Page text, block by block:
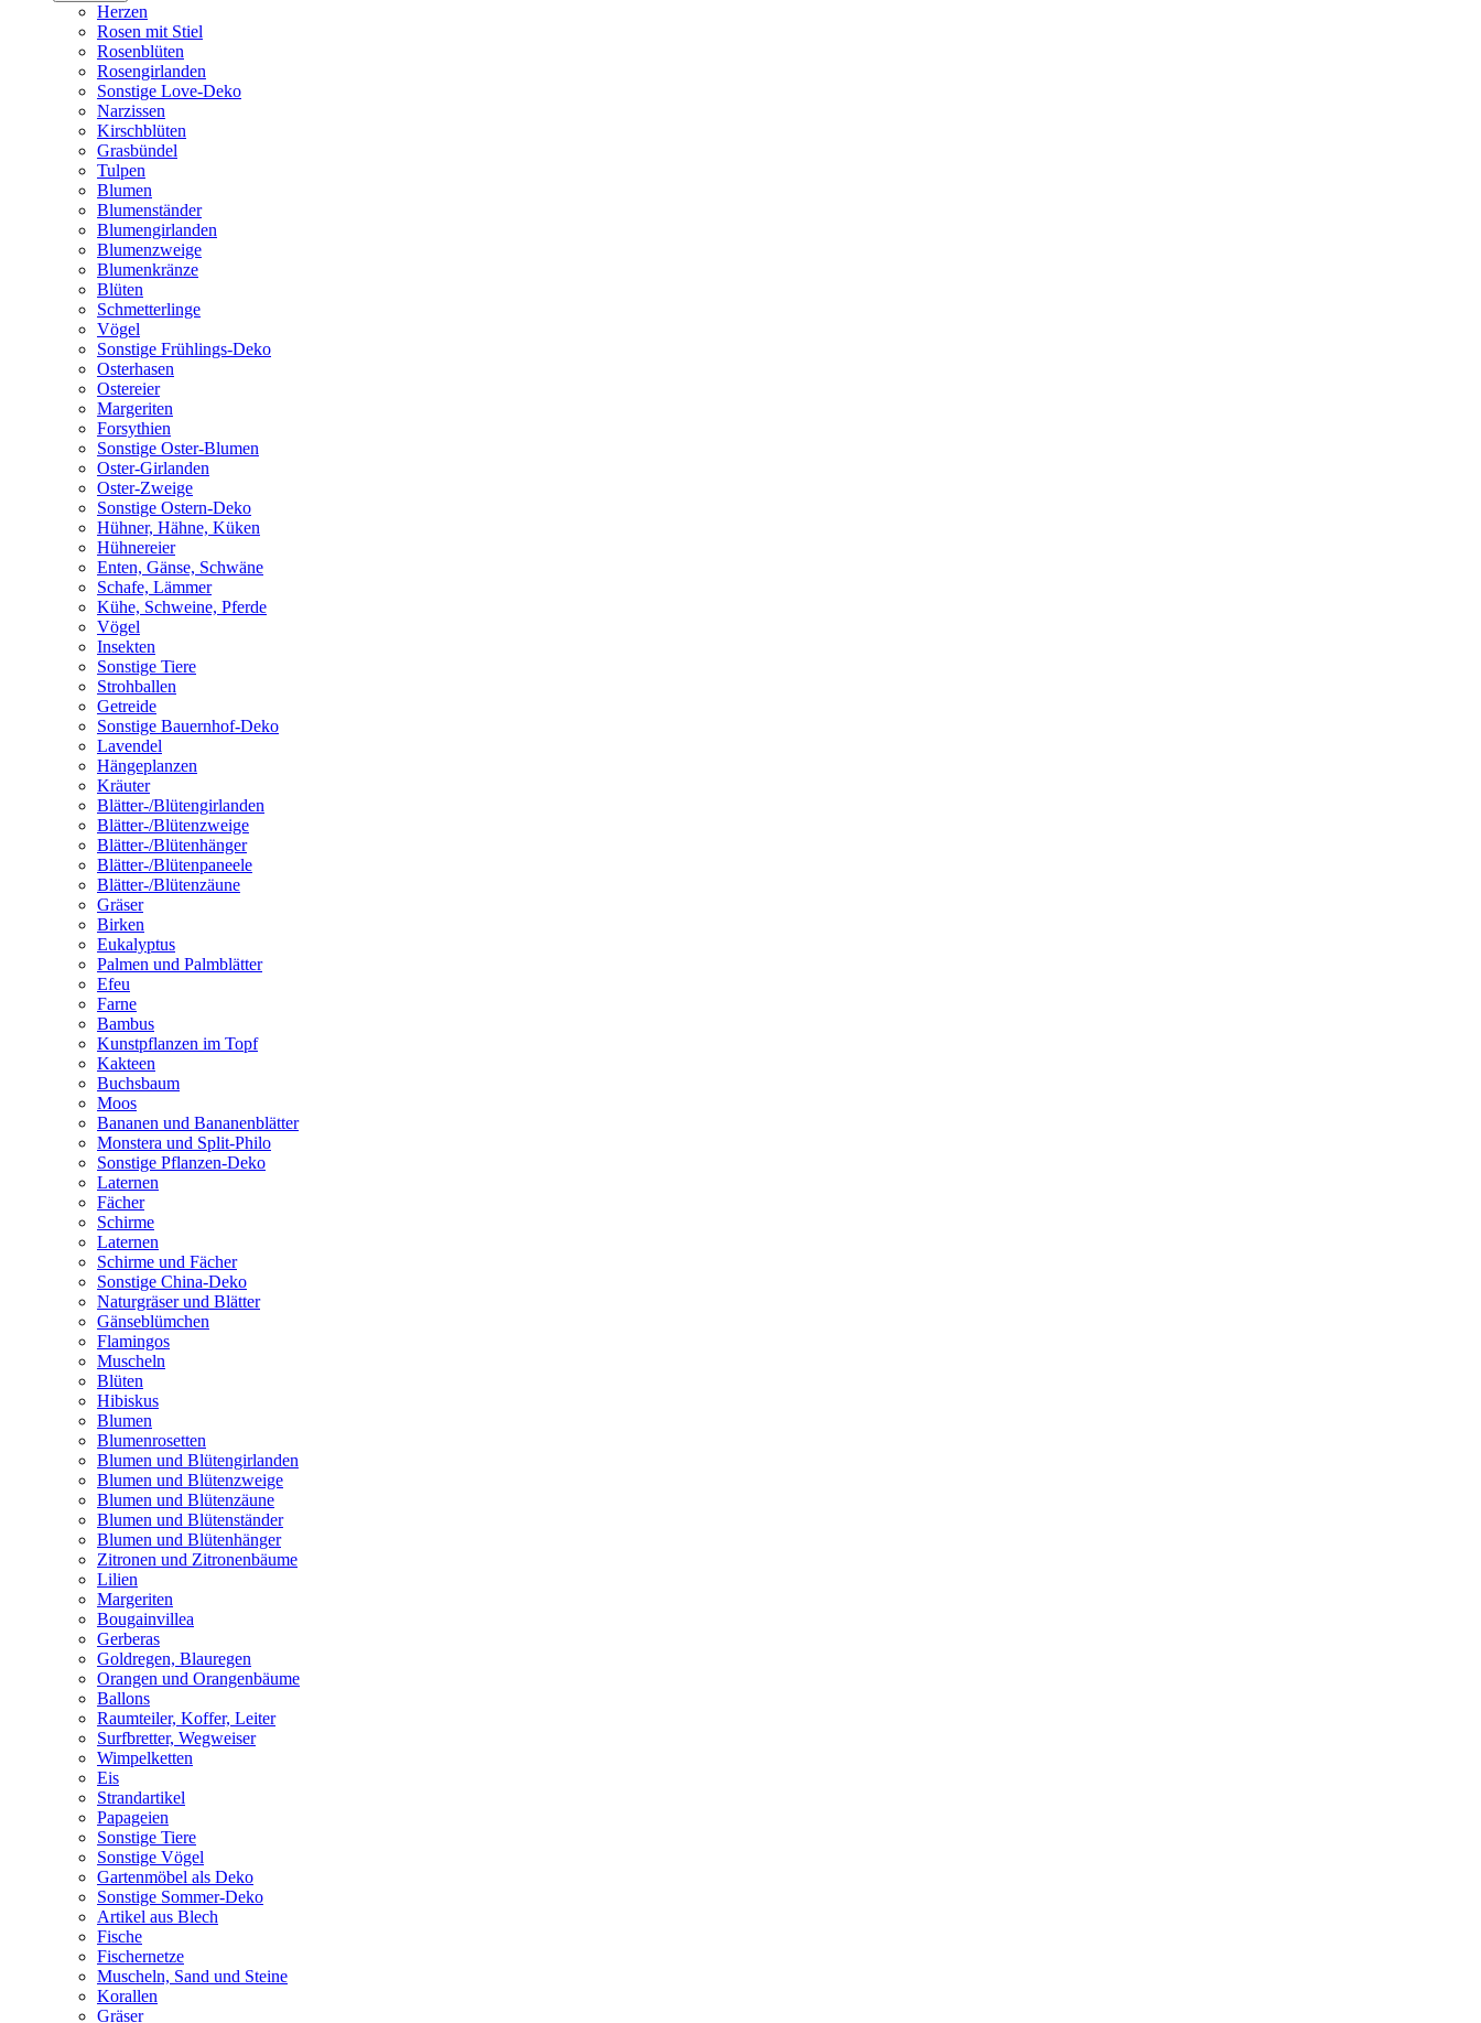
Herzen
Rosen mit Stiel
Rosenblüten
Rosengirlanden
Sonstige Love-Deko
Narzissen
Kirschblüten
Grasbündel
Tulpen
Blumen
Blumenständer
Blumengirlanden
Blumenzweige
Blumenkränze
Blüten
Schmetterlinge
Vögel
Sonstige Frühlings-Deko
Osterhasen
Ostereier
Margeriten
Forsythien
Sonstige Oster-Blumen
Oster-Girlanden
Oster-Zweige
Sonstige Ostern-Deko
Hühner, Hähne, Küken
Hühnereier
Enten, Gänse, Schwäne
Schafe, Lämmer
Kühe, Schweine, Pferde
Vögel
Insekten
Sonstige Tiere
Strohballen
Getreide
Sonstige Bauernhof-Deko
Lavendel
Hängeplanzen
Kräuter
Blätter-/Blütengirlanden
Blätter-/Blütenzweige
Blätter-/Blütenhänger
Blätter-/Blütenpaneele
Blätter-/Blütenzäune
Gräser
Birken
Eukalyptus
Palmen und Palmblätter
Efeu
Farne
Bambus
Kunstpflanzen im Topf
Kakteen
Buchsbaum
Moos
Bananen und Bananenblätter
Monstera und Split-Philo
Sonstige Pflanzen-Deko
Laternen
Fächer
Schirme
Laternen
Schirme und Fächer
Sonstige China-Deko
Naturgräser und Blätter
Gänseblümchen
Flamingos
Muscheln
Blüten
Hibiskus
Blumen
Blumenrosetten
Blumen und Blütengirlanden
Blumen und Blütenzweige
Blumen und Blütenzäune
Blumen und Blütenständer
Blumen und Blütenhänger
Zitronen und Zitronenbäume
Lilien
Margeriten
Bougainvillea
Gerberas
Goldregen, Blauregen
Orangen und Orangenbäume
Ballons
Raumteiler, Koffer, Leiter
Surfbretter, Wegweiser
Wimpelketten
Eis
Strandartikel
Papageien
Sonstige Tiere
Sonstige Vögel
Gartenmöbel als Deko
Sonstige Sommer-Deko
Artikel aus Blech
Fische
Fischernetze
Muscheln, Sand und Steine
Korallen
Gräser